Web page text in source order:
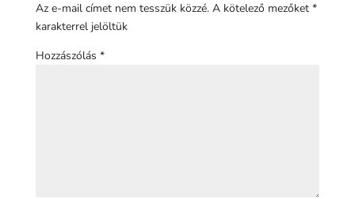
Az e-mail címet nem tesszük közzé. A kötelező mezőket *
karakterrel jelöltük
Hozzászólás *